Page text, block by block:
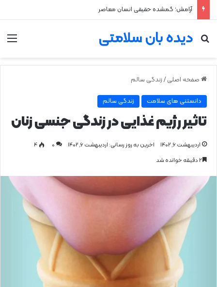
آرامش؛ گمشده حقیقی انسان معاصر
دیده بان سلامتی
جستجو برای
صفحه اصلی / زندگی سالم
دانستنی های سلامت زندگی سالم
تاثیر رژیم غذایی در زندگی جنسی زنان
اردیبهشت ۶, ۱۴۰۲ اخرین به روز رسانی: اردیبهشت ۶, ۱۴۰۲ 0
۴